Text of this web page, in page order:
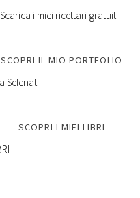
SCOPRI IL MIO PORTFOLIO
SCOPRI I MIEI LIBRI